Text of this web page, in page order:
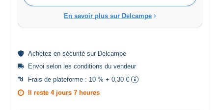
En savoir plus sur Delcampe
Achetez en sécurité sur Delcampe
Envoi selon les conditions du vendeur
Frais de plateforme : 10 % + 0,30 €
Il reste 4 jours 7 heures